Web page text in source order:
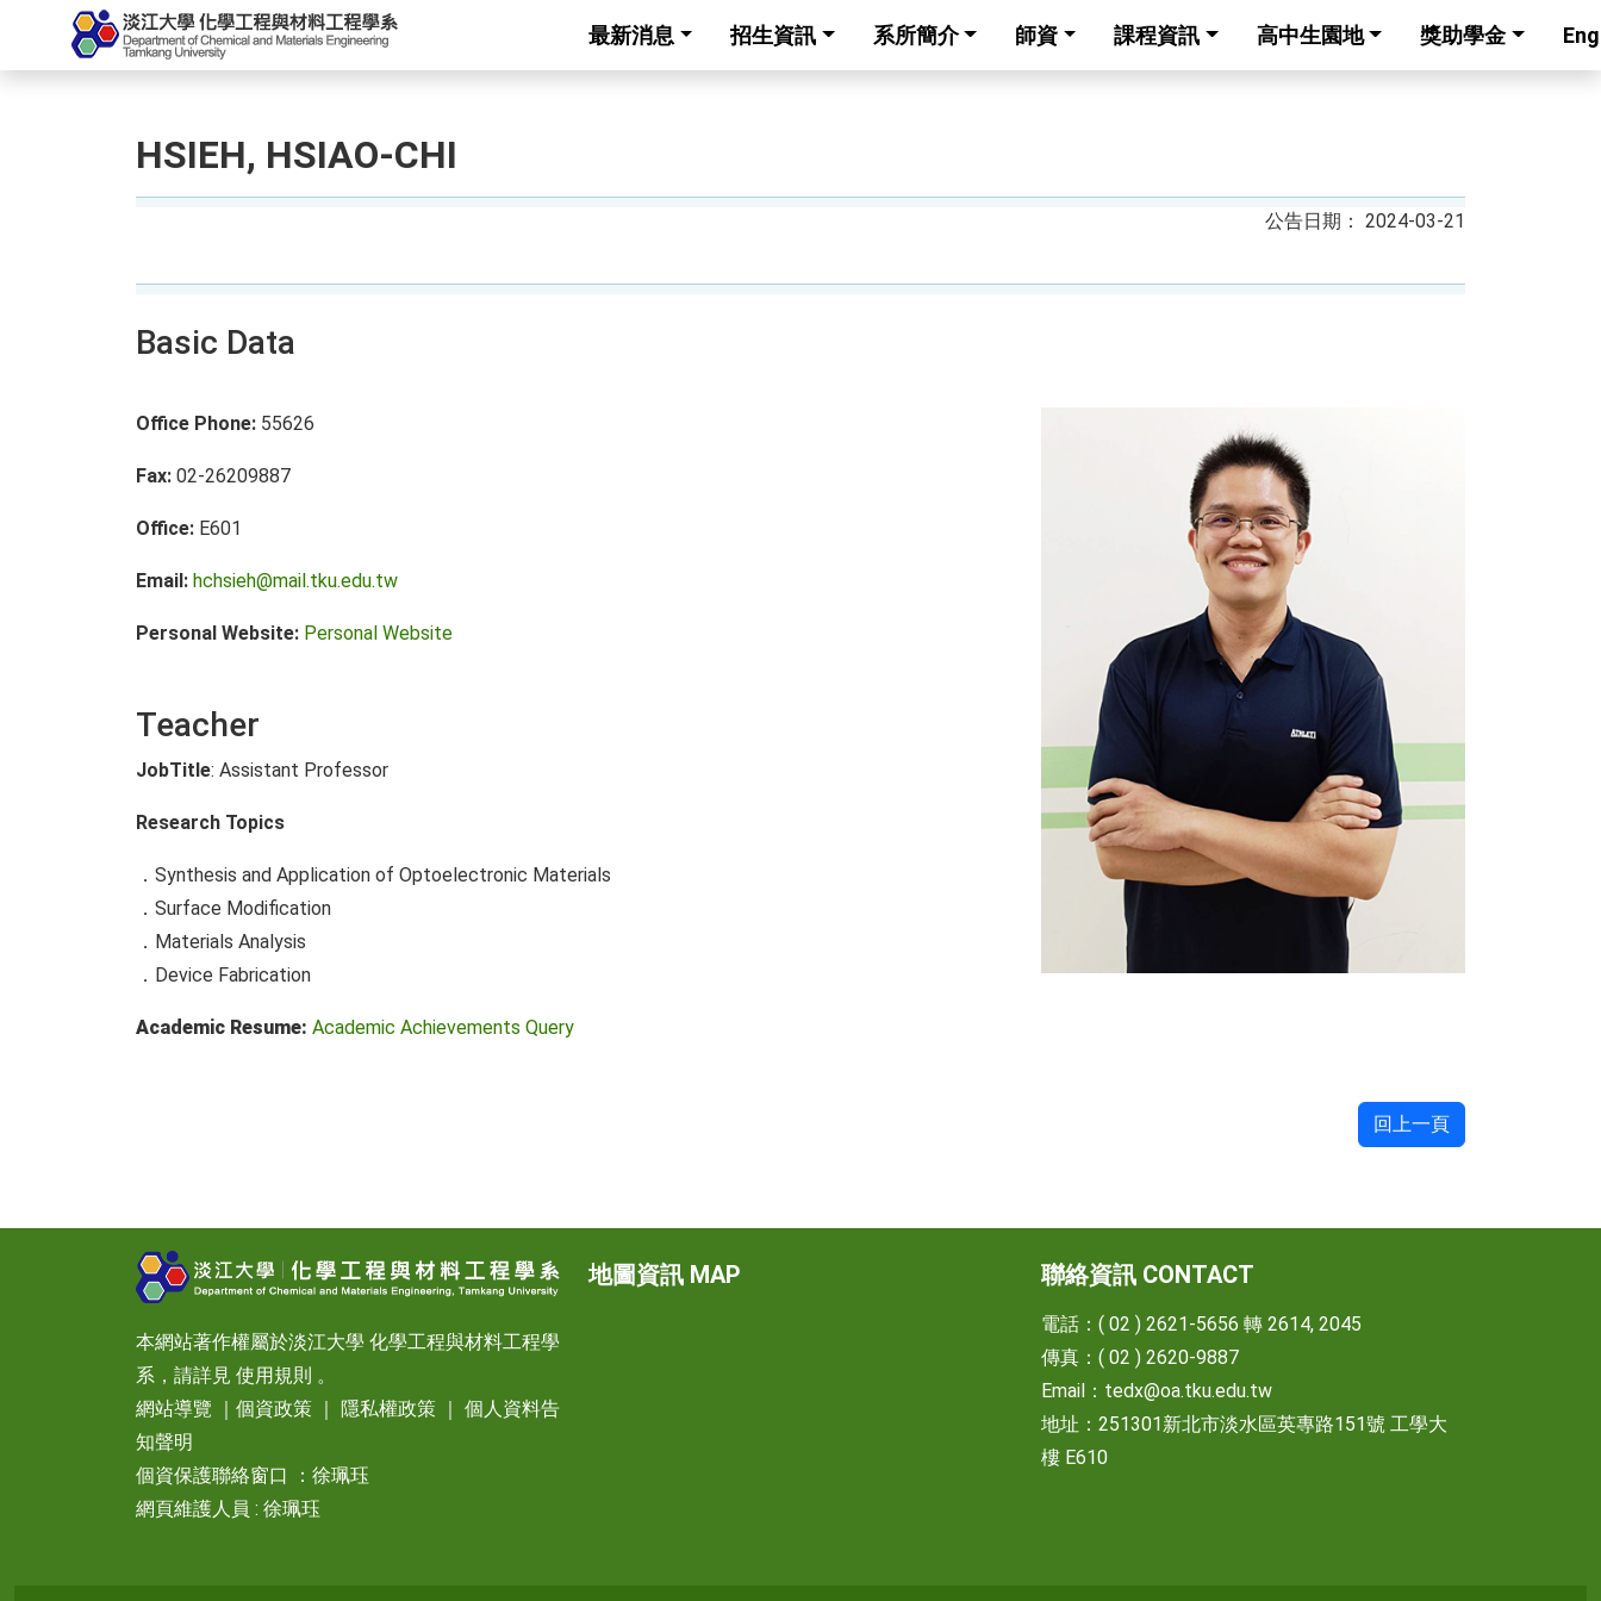
最新消息 招生資訊 系所簡介 師資 課程資訊 高中生園地 獎助學金
HSIEH, HSIAO-CHI
2024-03-21
Basic Data
Office Phone: 55626
Fax: 02-26209887
Office: E601
Email: hchsieh@mail.tku.edu.tw
Personal Website: Personal Website
Teacher
JobTitle: Assistant Professor
Research Topics
．Synthesis and Application of Optoelectronic Materials
．Surface Modification
．Materials Analysis
．Device Fabrication
Academic Resume: Academic Achievements Query
回上一頁
本網站著作權屬於淡江大學 化學工程與材料工程學
系，請詳見 使用規則 。
網站導覽
個資政策 隱私權政策
個人資料告
知聲明
個資保護聯絡窗口 ：徐珮珏
網頁維護人員 : 徐珮珏
地圖資訊 MAP 聯絡資訊 CONTACT
電話：( 02 ) 2621-5656 轉 2614, 2045
傳真：( 02 ) 2620-9887
Email： tedx@oa.tku.edu.tw
地址：251301新北市淡水區英專路151號 工學大
樓 E610